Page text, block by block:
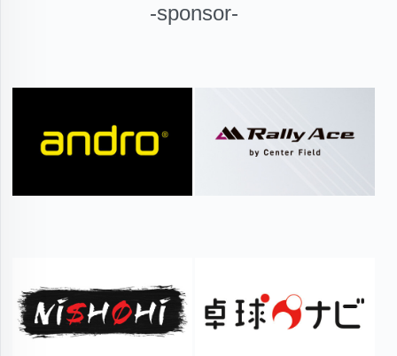
-sponsor-